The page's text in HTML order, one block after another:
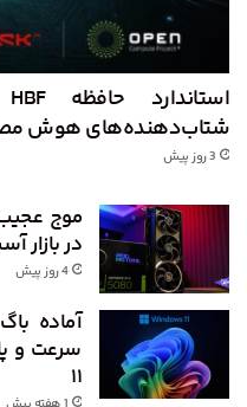
شتاب‌دهنده‌های هوش
3 روز پیش
در بازار آسیا؛ تا ۵۰ درصد
4 روز پیش
آماده
سرعت و
۱۱